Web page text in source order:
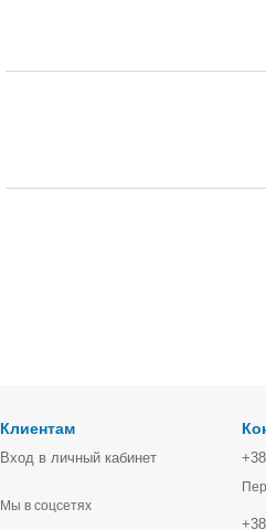
Клиентам
Вход в личный кабинет
Мы в соцсетях